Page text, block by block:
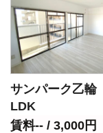
サンパーク乙
LDK
賃料-- / 3,000円